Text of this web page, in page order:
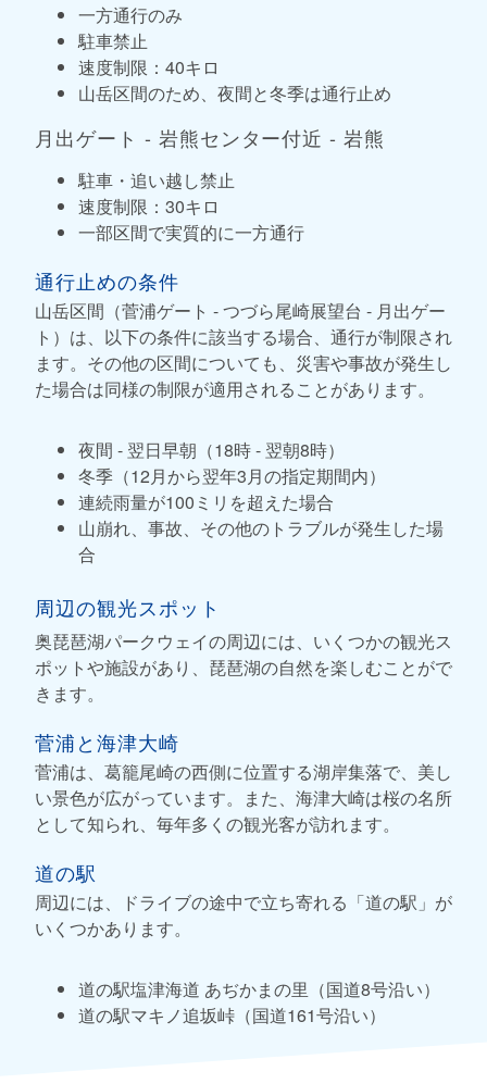
一方通行のみ
駐車禁止
速度制限：40キロ
山岳区間のため、夜間と冬季は通行止め
月出ゲート - 岩熊センター付近 - 岩熊
駐車・追い越し禁止
速度制限：30キロ
一部区間で実質的に一方通行
通行止めの条件
山岳区間（菅浦ゲート - つづら尾崎展望台 - 月出ゲー
ト）は、以下の条件に該当する場合、通行が制限され
ます。その他の区間についても、災害や事故が発生し
た場合は同様の制限が適用されることがあります。
夜間 - 翌日早朝（18時 - 翌朝8時）
冬季（12月から翌年3月の指定期間内）
連続雨量が100ミリを超えた場合
山崩れ、事故、その他のトラブルが発生した場
合
周辺の観光スポット
奥琵琶湖パークウェイの周辺には、いくつかの観光ス
ポットや施設があり、琵琶湖の自然を楽しむことがで
きます。
菅浦と海津大崎
菅浦は、葛籠尾崎の西側に位置する湖岸集落で、美し
い景色が広がっています。また、海津大崎は桜の名所
として知られ、毎年多くの観光客が訪れます。
道の駅
周辺には、ドライブの途中で立ち寄れる「道の駅」が
いくつかあります。
道の駅塩津海道 あぢかまの里（国道8号沿い）
道の駅マキノ追坂峠（国道161号沿い）